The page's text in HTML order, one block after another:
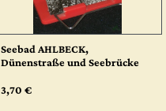
Seebad AHLBECK,
Dünenstraße und Seebrücke
3,70 €